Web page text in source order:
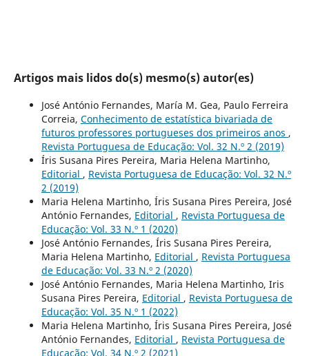
Artigos mais lidos do(s) mesmo(s) autor(es)
José António Fernandes, María M. Gea, Paulo Ferreira
Correia, Conhecimento de estatística bivariada de
futuros professores portugueses dos primeiros anos ,
Revista Portuguesa de Educação: Vol. 32 N.º 2 (2019)
Íris Susana Pires Pereira, Maria Helena Martinho,
Editorial , Revista Portuguesa de Educação: Vol. 32 N.º
2 (2019)
Maria Helena Martinho, Íris Susana Pires Pereira, José
António Fernandes, Editorial , Revista Portuguesa de
Educação: Vol. 33 N.º 1 (2020)
José António Fernandes, Íris Susana Pires Pereira,
Maria Helena Martinho, Editorial , Revista Portuguesa
de Educação: Vol. 33 N.º 2 (2020)
José António Fernandes, Maria Helena Martinho, Iris
Susana Pires Pereira, Editorial , Revista Portuguesa de
Educação: Vol. 35 N.º 1 (2022)
Maria Helena Martinho, Íris Susana Pires Pereira, José
António Fernandes, Editorial , Revista Portuguesa de
Educação: Vol. 34 N.º 2 (2021)